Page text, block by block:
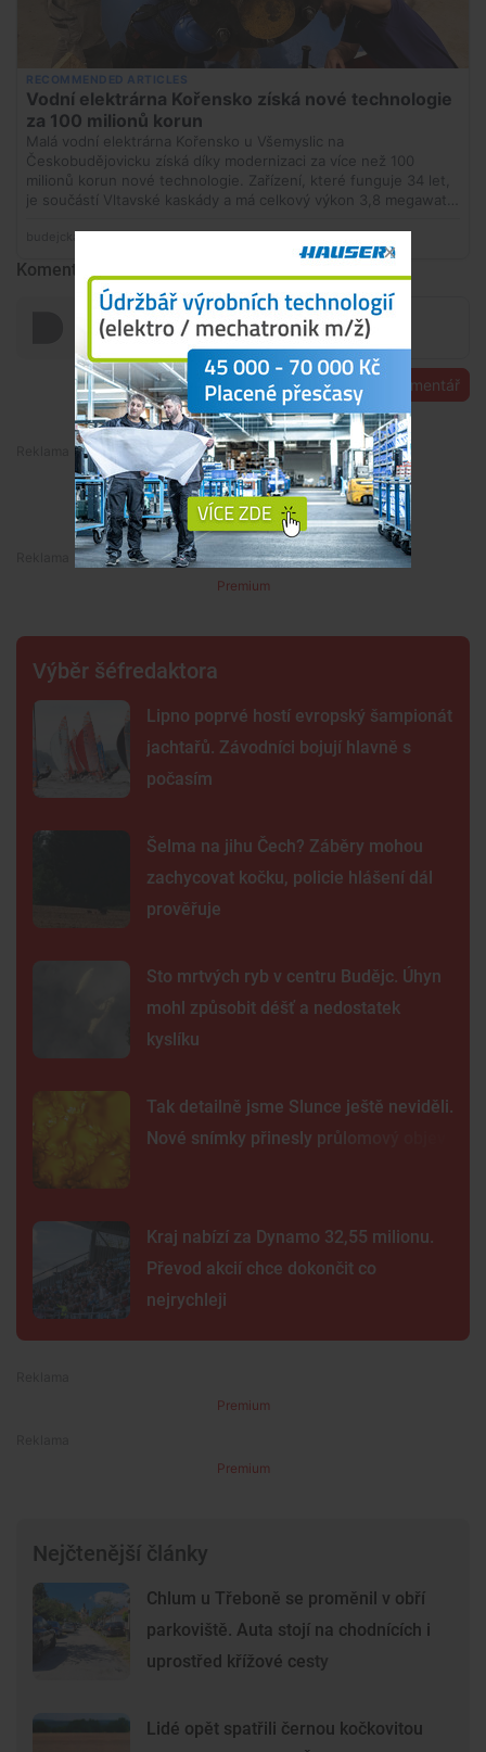
Komentáře
Přidat komentář
Premium
Premium
Výběr šéfredaktora
Lipno poprvé hostí evropský šampionát
jachtařů. Závodníci bojují hlavně s
počasím
Šelma na jihu Čech? Záběry mohou
zachycovat kočku, policie hlášení dál
prověřuje
Sto mrtvých ryb v centru Budějc. Úhyn
mohl způsobit déšť a nedostatek
kyslíku
Tak detailně jsme Slunce ještě neviděli.
Nové snímky přinesly průlomový objev
Kraj nabízí za Dynamo 32,55 milionu.
Převod akcií chce dokončit co
nejrychleji
Premium
Premium
Nejčtenější články
Chlum u Třeboně se proměnil v obří
parkoviště. Auta stojí na chodnících i
uprostřed křížové cesty
Lidé opět spatřili černou kočkovitou